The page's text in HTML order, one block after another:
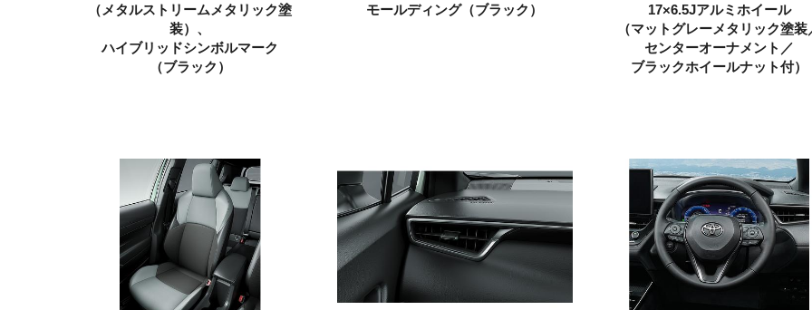
（メタルストリームメタリック塗
装）、
ハイブリッドシンボルマーク
（ブラック）
モールディング（ブラック）
17×6.5Jアルミホイール
（マットグレーメタリック塗装
センターオーナメント／
ブラックホイールナット付）